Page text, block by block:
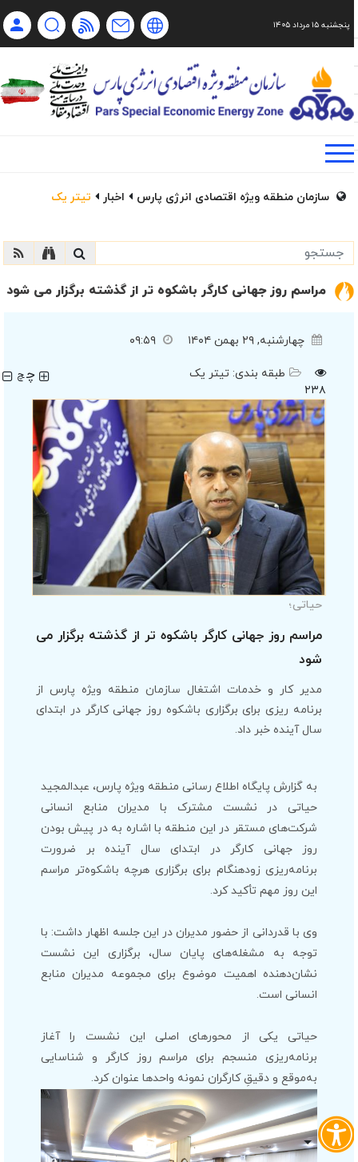
فا Ru Ch
پنجشنبه ۱۵ مرداد ۱۴۰۵
سازمان منطقه ویژه اقتصادی انرژی پارس اخبار تیتر یک
مراسم روز جهانی کارگر باشکوه تر از گذشته برگزار می شود
چهارشنبه, ۲۹ بهمن ۱۴۰۴ ۰۹:۵۹
۲۳۸
طبقه بندی: تیتر یک چچ
حیاتی؛
مراسم روز جهانی کارگر باشکوه تر از گذشته برگزار می
شود
مدیر کار و خدمات اشتغال سازمان منطقه ویژه پارس از
برنامه ریزی برای برگزاری باشکوه روز جهانی کارگر در ابتدای
سال آینده خبر داد.
به گزارش پایگاه اطلاع رسانی منطقه ویژه پارس، عبدالمجید
حیاتی در نشست مشترک با مدیران منابع انسانی
شرکت‌های مستقر در این منطقه با اشاره به در پیش بودن
روز جهانی کارگر در ابتدای سال آینده بر ضرورت
برنامه‌ریزی زودهنگام برای برگزاری هرچه باشکوه‌تر مراسم
این روز مهم تأکید کرد.
وی با قدردانی از حضور مدیران در این جلسه اظهار داشت: با
توجه به مشغله‌های پایان سال، برگزاری این نشست
نشان‌دهنده اهمیت موضوع برای مجموعه مدیران منابع
انسانی است.
حیاتی یکی از محورهای اصلی این نشست را آغاز
برنامه‌ریزی منسجم برای مراسم روز کارگر و شناسایی
به‌موقع و دقیقِ کارگران نمونه واحدها عنوان کرد.